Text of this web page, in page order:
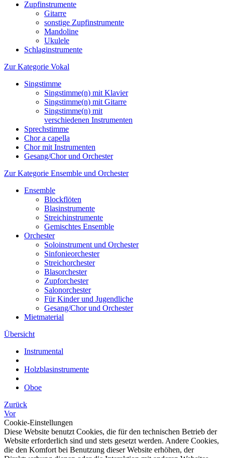
Zupfinstrumente
Gitarre
sonstige Zupfinstrumente
Mandoline
Ukulele
Schlaginstrumente
Zur Kategorie Vokal
Singstimme
Singstimme(n) mit Klavier
Singstimme(n) mit Gitarre
Singstimme(n) mit
verschiedenen Instrumenten
Sprechstimme
Chor a capella
Chor mit Instrumenten
Gesang/Chor und Orchester
Zur Kategorie Ensemble und Orchester
Ensemble
Blockflöten
Blasinstrumente
Streichinstrumente
Gemischtes Ensemble
Orchester
Soloinstrument und Orchester
Sinfonieorchester
Streichorchester
Blasorchester
Zupforchester
Salonorchester
Für Kinder und Jugendliche
Gesang/Chor und Orchester
Mietmaterial
Übersicht
Instrumental
Holzblasinstrumente
Oboe
Zurück
Vor
Cookie-Einstellungen
Diese Website benutzt Cookies, die für den technischen Betrieb der
Website erforderlich sind und stets gesetzt werden. Andere Cookies,
die den Komfort bei Benutzung dieser Website erhöhen, der